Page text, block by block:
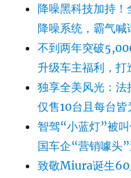
降噪黑科技加持
降噪系统，霸气
不到两年突破
升级车主福利，
独享全美风光：
仅售10台且每台皆
智驾“小蓝灯”被
国车企“营销噱头
致敬Miura诞生